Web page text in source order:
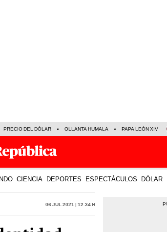
PRECIO DEL DÓLAR OLLANTA HUMALA PAPA LEÓN XIV
CIENCIA DEPORTES ESPECTÁCULOS DÓLAR
06 Jul 2021 | 12:34 h